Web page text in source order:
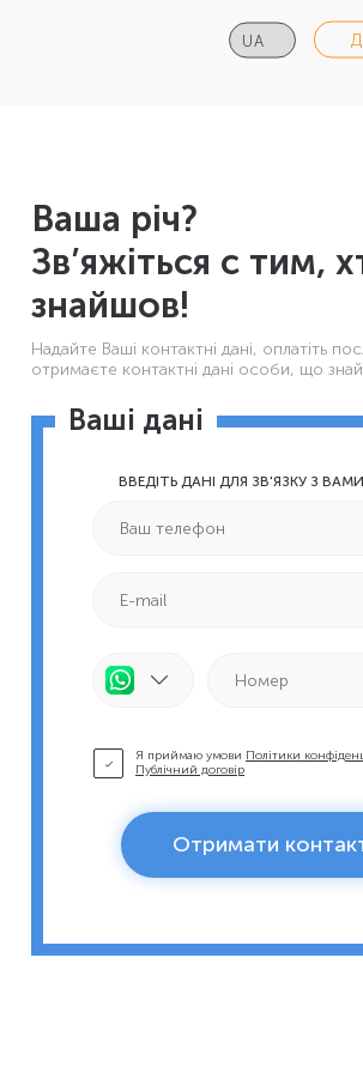
Ваша річ?
Зв’яжіться с тим,
знайшов!
Надайте Ваші контактнi дані, оплатіть
отримаєте контактні дані особи, що
Ваші дані
ВВЕДІТЬ ДАНІ ДЛЯ ЗВ'ЯЗКУ З
Я приймаю умови Політики
Публічний договір
Отримати